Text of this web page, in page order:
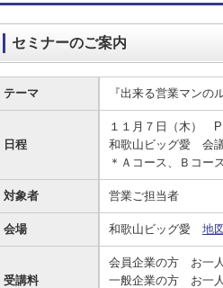
資金の調達
お客さまのさまざまな資金ニーズに応
じたご提案をさせていただきます。
資金の運用
資金の運用に必要な商品、定期預金、
投資信託などをご紹介します。
経営・事業支援
法人・事業主のお客さまへ情報のご提
供や課題解決のご支援をいたします。
ＥＢサービス
その他各種サービスをご紹介します。
セミナーのご案内
テーマ 『出来る営業マン
日程
１１月７日（木）
和歌山ビッグ愛 会
＊Ａコース、Ｂコー
対象者 営業ご担当者
会場 和歌山ビッグ愛 地
受講料
会員企業の方 お
一般企業の方 お一